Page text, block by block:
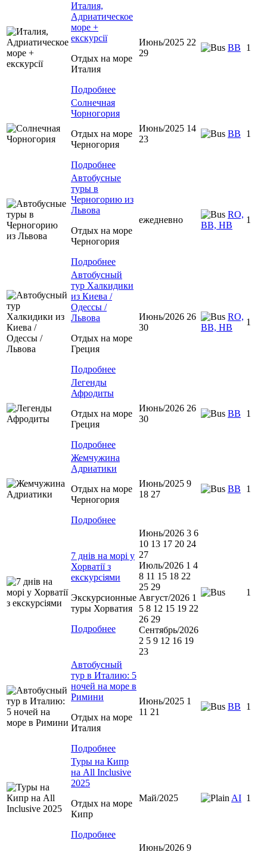
Италия,
Адриатическое
море +
екскурсії
Отдых на море
Италия
Подробнее
Июнь/2025 22
29
BB 1
Солнечная
Чорногория
Отдых на море
Черногория
Подробнее
Июнь/2025 14
23
BB 1
Автобусные
туры в
Черногорию из
Львова
Отдых на море
Черногория
Подробнее
ежедневно
RO,
BB, HB
1
Автобусный
тур Халкидики
из Киева /
Одессы /
Львова
Отдых на море
Греция
Подробнее
Июнь/2026 26
30
RO,
BB, HB
1
Легенды
Афродиты
Отдых на море
Греция
Подробнее
Июнь/2026 26
30
ВВ 1
Жемчужина
Адриатики
Отдых на море
Черногория
Подробнее
Июнь/2025 9
18 27
BB 1
7 днів на морі у
Хорватії з
екскурсіями
Экскурсионные
туры Хорватия
Подробнее
Июнь/2026 3 6
10 13 17 20 24
27
Июль/2026 1 4
8 11 15 18 22
25 29
Август/2026 1
5 8 12 15 19 22
26 29
Сентябрь/2026
2 5 9 12 16 19
23
1
Автобусный
тур в Италию: 5
ночей на море в
Римини
Отдых на море
Италия
Подробнее
Июнь/2025 1
11 21
ВВ 1
Туры на Кипр
на All Inclusive
2025
Отдых на море
Кипр
Подробнее
Май/2025 AI 1
Июнь/2026 9